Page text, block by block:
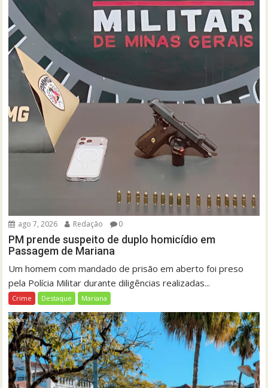
ago 7, 2026 Redação 0
PM prende suspeito de duplo homicídio em
Passagem de Mariana
Um homem com mandado de prisão em aberto foi preso
pela Polícia Militar durante diligências realizadas...
Crime Destaque Mariana